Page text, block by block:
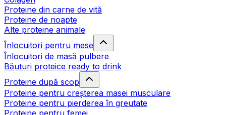
Proteine din carne de vită
Proteine de noapte
Alte proteine animale
Înlocuitori pentru mese
Înlocuitori de masă pulbere
Băuturi proteice ready to drink
Proteine după scop
Proteine pentru creșterea masei musculare
Proteine pentru pierderea în greutate